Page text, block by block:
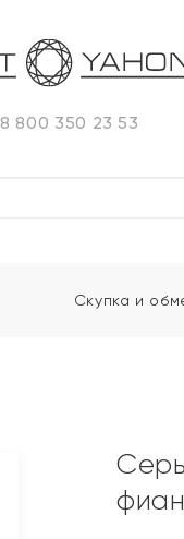
8 800 350 23 53
Скупка и